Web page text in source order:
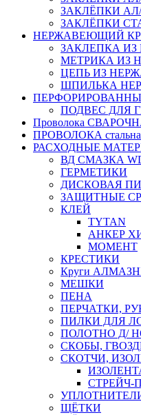
ЗАКЛЁПКИ
ЗАКЛЁПКИ
НЕРЖАВЕЮЩИЙ
ЗАКЛЕПКА
МЕТРИКА ИЗ
ЦЕПЬ ИЗ
ШПИЛЬКА
ПОДВЕС ДЛЯ
Проволока
ПРОВОЛОКА
РАСХОДНЫЕ
ВД СМАЗКА
ГЕРМЕТИКИ
ДИСКОВАЯ
ЗАЩИТНЫЕ
КЛЕЙ
TYTAN
АНКЕР
МОМЕНТ
КРЕСТИКИ
Круги
МЕШКИ
ПЕНА
ПЕРЧАТКИ,
ПИЛКИ ДЛЯ
ПОЛОТНО Д/
СКОБЫ,
СКОТЧИ,
СТРЕЙЧ-
ЩЁТКИ